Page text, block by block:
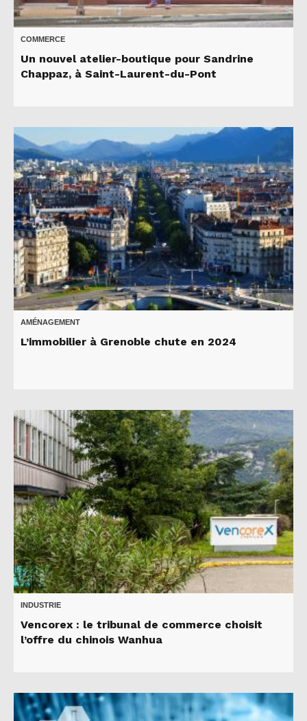
COMMERCE
Un nouvel atelier-boutique pour Sandrine
Chappaz, à Saint-Laurent-du-Pont
AMÉNAGEMENT
L’immobilier à Grenoble chute en 2024
INDUSTRIE
Vencorex : le tribunal de commerce choisit
l’offre du chinois Wanhua